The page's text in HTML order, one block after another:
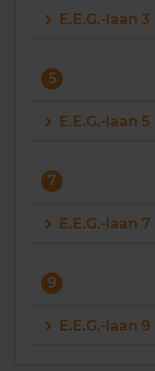
E.E.G.-laan 3
5
E.E.G.-laan 5
7
E.E.G.-laan 7
9
E.E.G.-laan 9